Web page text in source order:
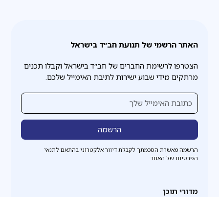
האתר הרשמי של תנועת חב״ד בישראל
הצטרפו לרשימת החברים של חב״ד בישראל וקבלו תכנים
מרתקים מידי שבוע ישירות לתיבת האימייל שלכם.
הרשמה מאשרת הסכמתך לקבלת דיוור אלקטרוני בהתאם לתנאי
הפרטיות של האתר.
מדורי תוכן